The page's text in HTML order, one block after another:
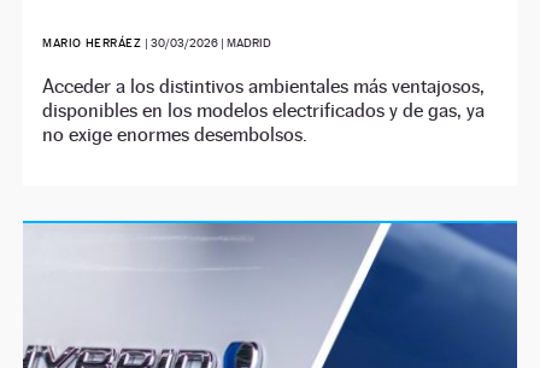
MARIO HERRÁEZ | 30/03/2026| MADRID
Acceder a los distintivos ambientales más ventajosos,
disponibles en los modelos electrificados y de gas, ya
no exige enormes desembolsos.